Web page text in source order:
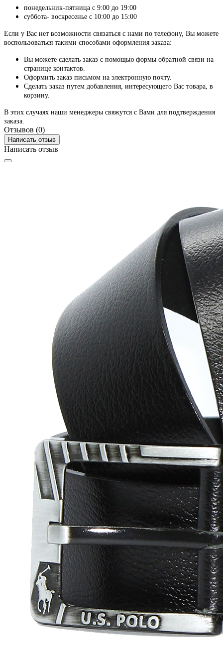
понедельник-пятница с 9:00 до 19:00
суббота- воскресенье с 10:00 до 15:00
Если у Вас нет возможности связаться с нами по телефону, Вы можете
воспользоваться такими способами оформления заказа:
Вы можете сделать заказ с помощью формы обратной связи на
странице контактов.
Оформить заказ письмом на электронную почту.
Сделать заказ путем добавления, интересующего Вас товара, в
корзину.
В этих случаях наши менеджеры свяжутся с Вами для подтверждения
заказа.
Отзывов (0)
Написать отзыв
Написать отзыв